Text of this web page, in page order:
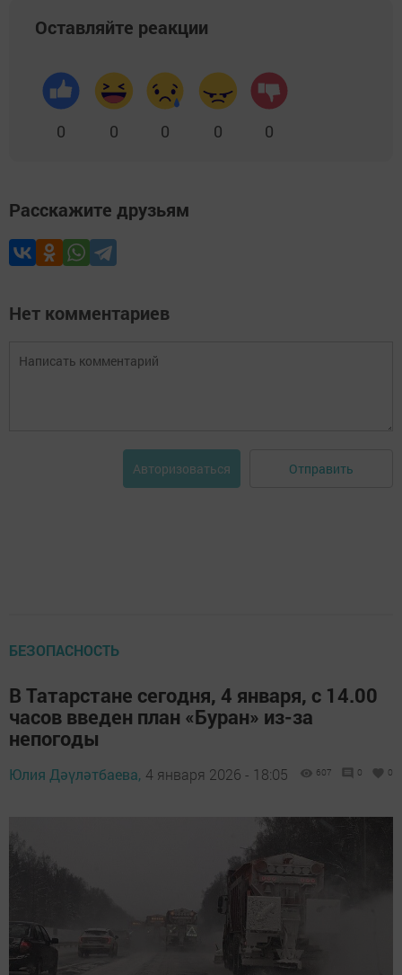
Оставляйте реакции
0 0 0 0 0
Расскажите друзьям
Нет комментариев
Авторизоваться Отправить
БЕЗОПАСНОСТЬ
В Татарстане сегодня, 4 января, с 14.00
часов введен план «Буран» из-за
непогоды
Юлия Дәүләтбаева, 4 января 2026 - 18:05 607 0 0